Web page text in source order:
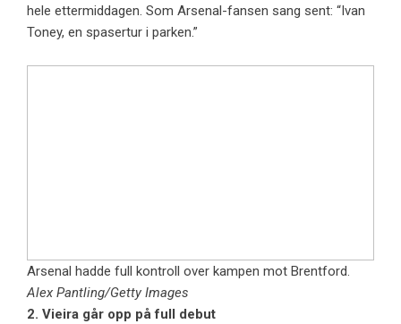
hele ettermiddagen. Som Arsenal-fansen sang sent: “Ivan
Toney, en spasertur i parken.”
Arsenal hadde full kontroll over kampen mot Brentford.
Alex Pantling/Getty Images
2. Vieira går opp på full debut